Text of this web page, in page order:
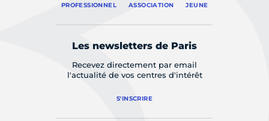
PROFESSIONNEL ASSOCIATION JEUNE
Les newsletters de Paris
Recevez directement par email
l'actualité de vos centres d'intérêt
S'INSCRIRE